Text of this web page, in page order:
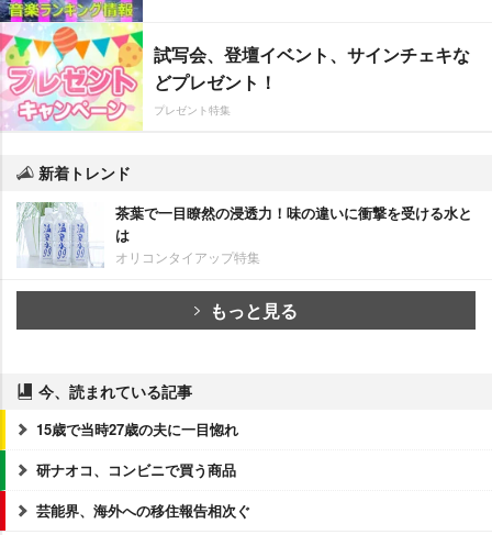
試写会、登壇イベント、サインチェキな
どプレゼント！
プレゼント特集
新着トレンド
茶葉で一目瞭然の浸透力！味の違いに衝撃を受ける水と
は
オリコンタイアップ特集
もっと見る
今、読まれている記事
15歳で当時27歳の夫に一目惚れ
研ナオコ、コンビニで買う商品
芸能界、海外への移住報告相次ぐ